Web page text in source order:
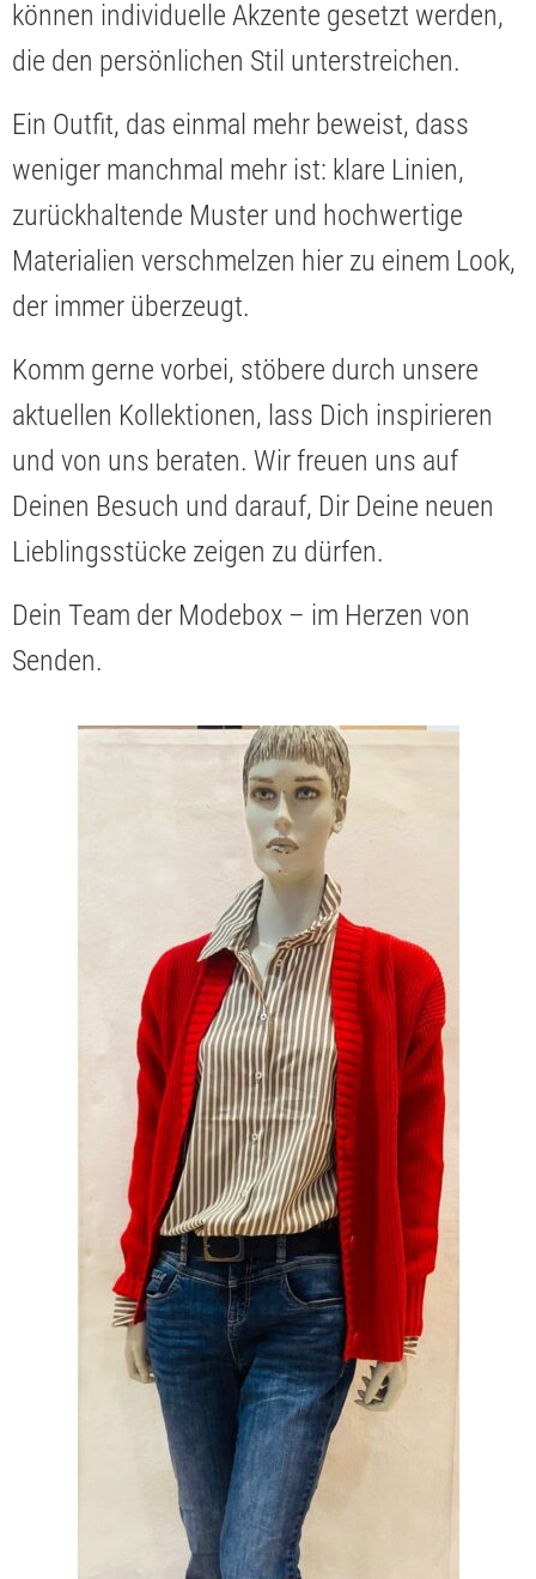
können individuelle Akzente gesetzt werden,
die den persönlichen Stil unterstreichen.
Ein Outfit, das einmal mehr beweist, dass
weniger manchmal mehr ist: klare Linien,
zurückhaltende Muster und hochwertige
Materialien verschmelzen hier zu einem Look,
der immer überzeugt.
Komm gerne vorbei, stöbere durch unsere
aktuellen Kollektionen, lass Dich inspirieren
und von uns beraten. Wir freuen uns auf
Deinen Besuch und darauf, Dir Deine neuen
Lieblingsstücke zeigen zu dürfen.
Dein Team der Modebox – im Herzen von
Senden.